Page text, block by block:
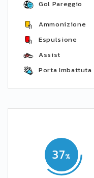
Gol Pareggio
Ammonizione
Espulsione
Assist
Porta Imbattuta
37